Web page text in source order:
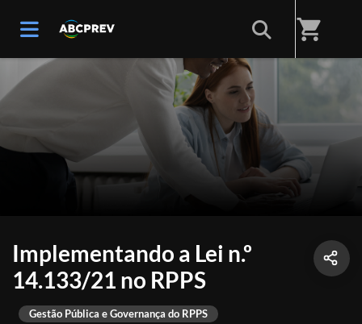
shopping_cart
Implementando a Lei n.º
14.133/21 no RPPS
Gestão Pública e Governança do RPPS